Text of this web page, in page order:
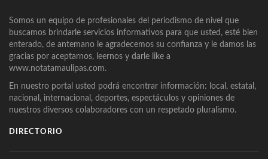
Somos un equipo de profesionales del periodismo de nivel que
buscamos brindarle servicios informativos para que usted, esté bien
enterado, de antemano le agradecemos su confianza y le damos las
gracias por aceptarnos, leernos y darle like a
www.notatamaulipas.com.
En nuestro portal usted podrá encontrar información: local, estatal,
nacional, internacional, deportes, espectáculos y opiniones de
nuestros diversos colaboradores con un respetado pluralismo.
DIRECTORIO